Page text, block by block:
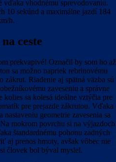
vďaka vhodnému sprevodovaniu.
10 sekúnd a maximálne jazdí 184
h.
ceste
prekvapivé! Označil by som ho až
sa možno napriek rebrinovému
Riadenie aj spätná väzba sú
zaveseniu a správne
kolies sa kolesá ideálne vztýčia pre
pre prejazde zákrutou. Vďaka
geometrie zavesenia sa
mokrom povrchu si na výjazdoch
štandardnému pohonu zadných
aj prenos hmoty, avšak vôbec nie
človek bol býval myslel.